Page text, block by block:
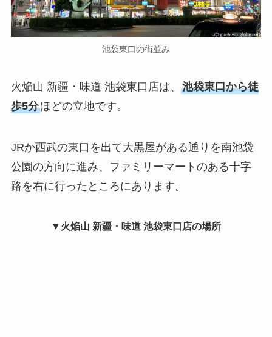
池袋東口の街並み
火焔山 新疆・味道 池袋東口店は、 池袋東口から徒
歩5分ほどの立地です。
JRか西武の東口を出て大黒屋がある通りを南池袋
公園の方向に進み、ファミリーマートのある十字
路を右に行ったところにあります。
▼火焔山 新疆・味道 池袋東口店の場所